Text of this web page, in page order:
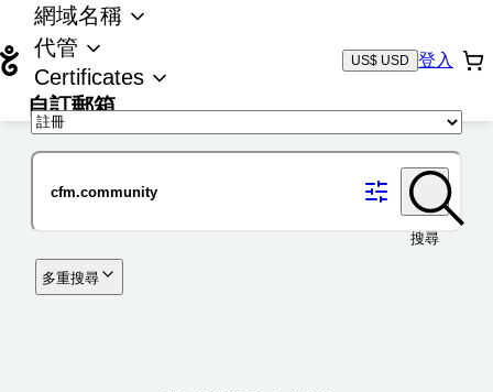
網域名稱
代管
Certificates
自訂郵箱
US$ USD 登入
搜尋
多重搜尋